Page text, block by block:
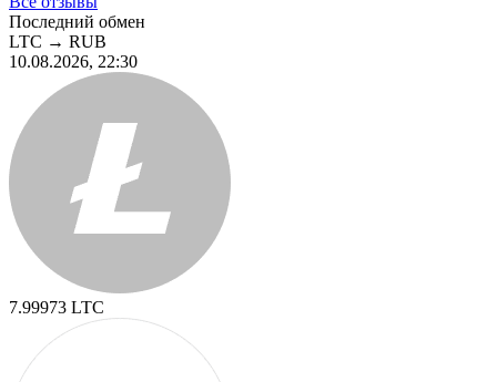
Последний обмен
LTC → RUB
10.08.2026, 22:30
7.99973 LTC